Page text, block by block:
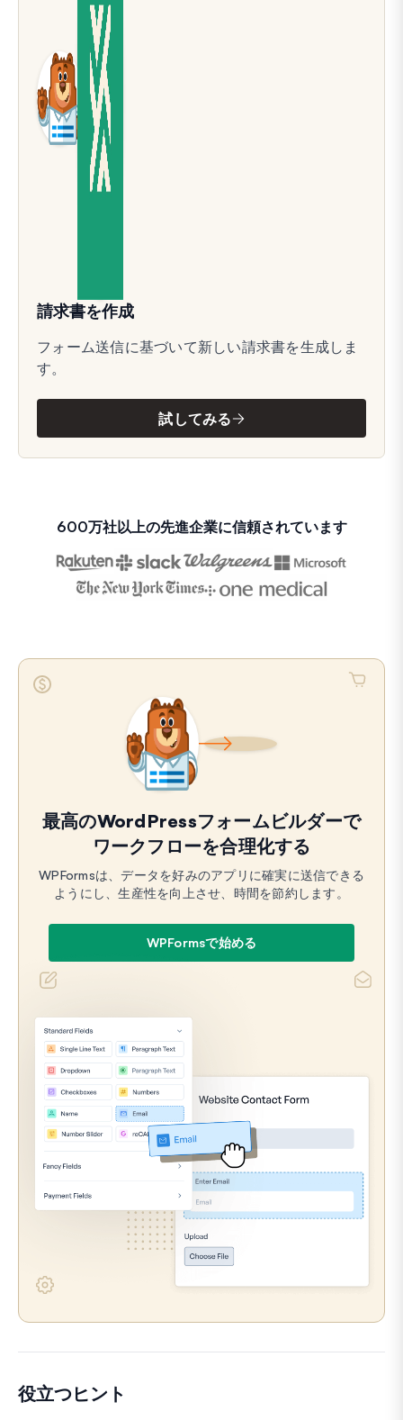
請求書を作成
フォーム送信に基づいて新しい請求書を生成しま
す。
試してみる
600万社以上の先進企業に信頼されています
最高のWordPressフォームビルダーで
ワークフローを合理化する
WPFormsは、データを好みのアプリに確実に送信できる
ようにし、生産性を向上させ、時間を節約します。
WPFormsで始める
役立つヒント